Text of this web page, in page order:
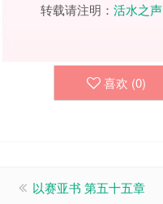
转载请注明： 活水之声
喜欢 (0)
以赛亚书 第五十五章